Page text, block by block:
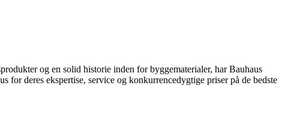
og en solid historie inden for byggematerialer, har Bauhaus
for deres ekspertise, service og konkurrencedygtige priser på de bedste